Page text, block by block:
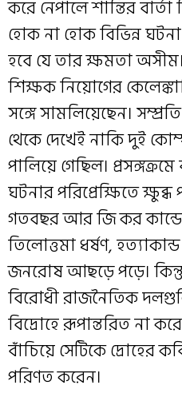
করে নেপালে শান্তির
হোক না হোক বিভিন্ন
হবে যে তার ক্ষমতা
শিক্ষক নিয়োগের
সঙ্গে সামলিয়েছেন।
থেকে দেখেই নাকি দুই
পালিয়ে গেছিল।
ঘটনার পরিপ্রেক্ষিতে
গতবছর আর জি কর কান্ডে
তিলোত্তমা ধর্ষণ,
জনরোষ আছড়ে পড়ে।
বিরোধী রাজনৈতিক
বিদ্রোহে রূপান্তরিত না
বাঁচিয়ে সেটিকে দ্রোহের
পরিণত করেন।